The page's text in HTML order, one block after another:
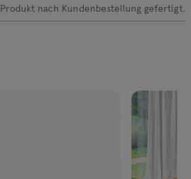
Produkt nach Kundenbestellung gefertigt.